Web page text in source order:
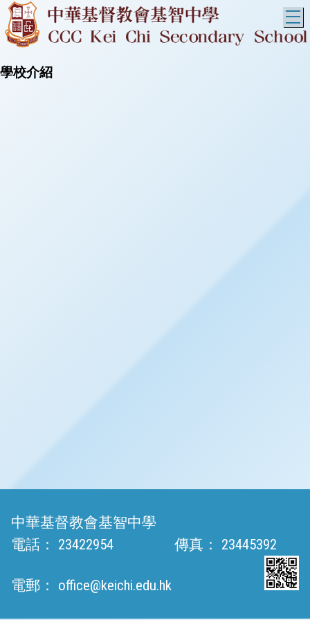
學校介紹
中華基督教會基智中學
電話：
23422954 傳真： 23445392
電郵： office@keichi.edu.hk